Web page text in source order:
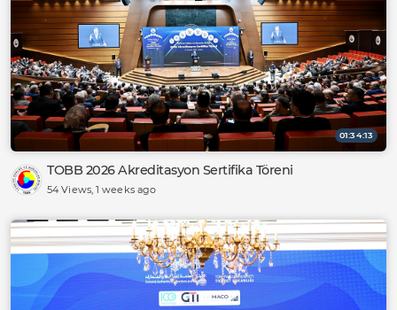
01:34:13
TOBB 2026 Akreditasyon Sertifika Töreni
54 Views, 1 weeks ago